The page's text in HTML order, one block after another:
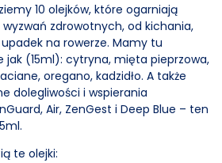
10 olejków, które ogarniają
zdrowotnych, od kichania,
na rowerze. Mamy tu
jak (15ml): cytryna, mięta pieprzowa,
oregano, kadzidło. A także
dolegliwości i wspierania
Air, ZenGest i Deep Blue – ten
te olejki: